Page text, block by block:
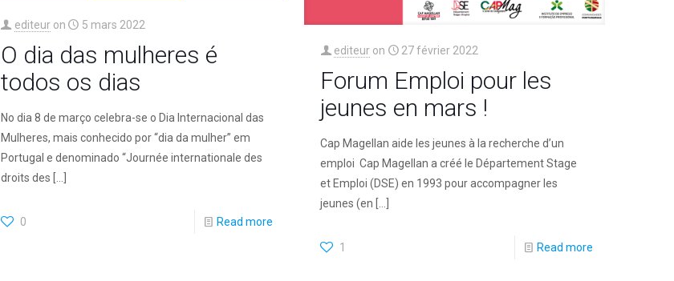
editeur on 5 mars 2022
O dia das mulheres é
todos os dias
No dia 8 de março celebra-se o Dia Internacional das
Mulheres, mais conhecido por “dia da mulher” em
Portugal e denominado “Journée internationale des
droits des […]
0 Read more
editeur on 27 février 2022
Forum Emploi pour les
jeunes en mars !
Cap Magellan aide les jeunes à la recherche d’un
emploi Cap Magellan a créé le Département Stage
et Emploi (DSE) en 1993 pour accompagner les
jeunes (en
1 Read more